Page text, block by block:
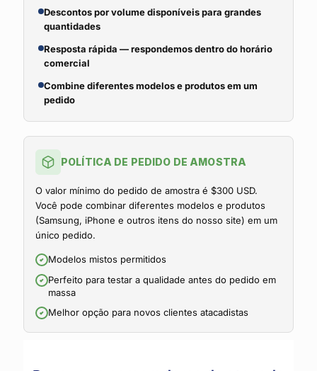
Descontos por volume disponíveis para grandes
quantidades
Resposta rápida — respondemos dentro do horário
comercial
Combine diferentes modelos e produtos em um
pedido
POLÍTICA DE PEDIDO DE AMOSTRA
O valor mínimo do pedido de amostra é $300 USD.
Você pode combinar diferentes modelos e produtos
(Samsung, iPhone e outros itens do nosso site) em um
único pedido.
Modelos mistos permitidos
Perfeito para testar a qualidade antes do pedido em
massa
Melhor opção para novos clientes atacadistas